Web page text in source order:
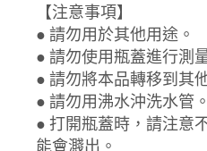
【注意事項】
● 請勿用於其他用途。
● 請勿使用瓶蓋進行測
● 請勿將本品轉移到其
● 請勿用沸水沖洗水管。
● 打開瓶蓋時，請注意
能會濺出。